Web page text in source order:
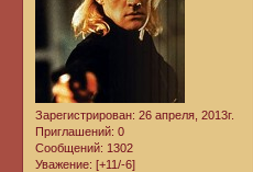
Зарегистрирован: 26 апреля, 2013г.
Приглашений: 0
Сообщений: 1302
Уважение: [+11/-6]